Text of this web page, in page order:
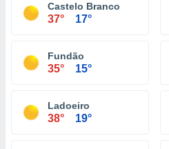
Castelo Branco
37° 17°
Fundão
35° 15°
Ladoeiro
38° 19°